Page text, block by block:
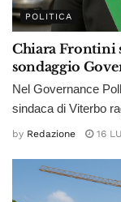
POLITICA
Chiara Frontini
sondaggio
Nel Governance
sindaca di Viterbo
by Redazione 16